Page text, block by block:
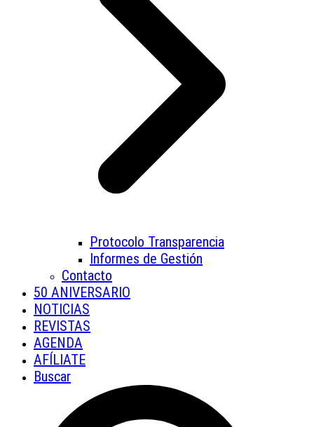
Protocolo Transparencia
Informes de Gestión
Contacto
50 ANIVERSARIO
NOTICIAS
REVISTAS
AGENDA
AFÍLIATE
Buscar